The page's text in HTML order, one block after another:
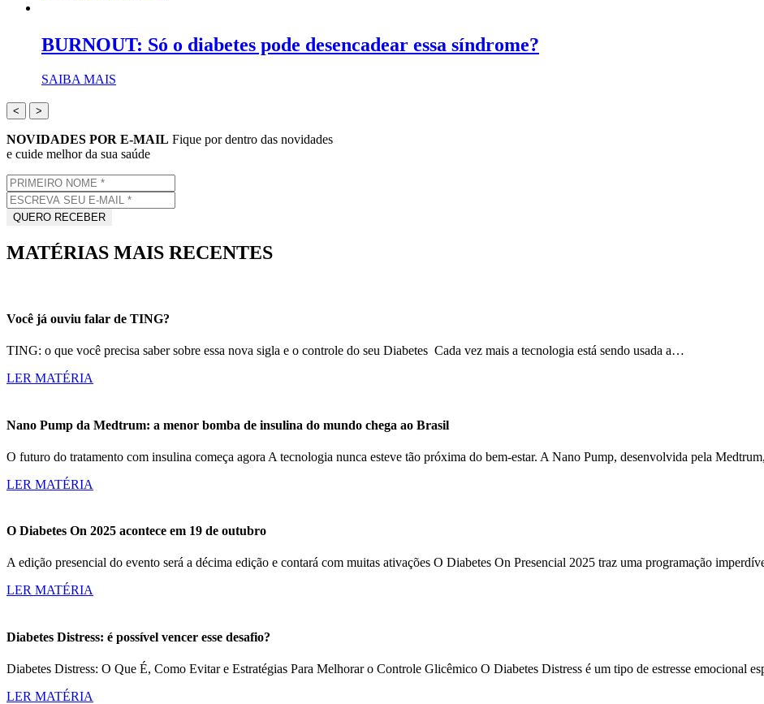
BURNOUT: Só o diabetes pode desencadear essa síndrome?
SAIBA MAIS
< >
NOVIDADES POR E-MAIL Fique por dentro das novidades
e cuide melhor da sua saúde
MATÉRIAS MAIS RECENTES
Você já ouviu falar de TING?
TING: o que você precisa saber sobre essa nova sigla e o controle do seu Diabetes Cada vez mais a tecnologia está sendo usada a…
LER MATÉRIA
Nano Pump da Medtrum: a menor bomba de insulina do mundo chega ao Brasil
O futuro do tratamento com insulina começa agora A tecnologia nunca esteve tão próxima do bem-estar. A Nano Pump, desenvolvida pela
LER MATÉRIA
O Diabetes On 2025 acontece em 19 de outubro
A edição presencial do evento será a décima edição e contará com muitas ativações O Diabetes On Presencial 2025 traz uma programação
LER MATÉRIA
Diabetes Distress: é possível vencer esse desafio?
Diabetes Distress: O Que É, Como Evitar e Estratégias Para Melhorar o Controle Glicêmico O Diabetes Distress é um tipo de estresse emocional
LER MATÉRIA